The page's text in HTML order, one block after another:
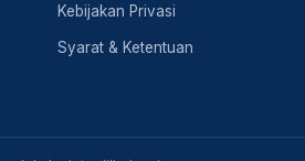
Kebijakan Privasi
Syarat & Ketentuan